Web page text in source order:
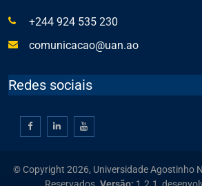
+244 924 535 230
comunicacao@uan.ao
Redes sociais
© Copyright 2026, Universidade Agostinho
Reservados. Versão: 1.2.1,